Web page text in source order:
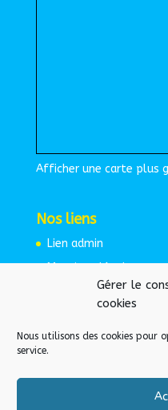
Gérer le
cookies
Nous utilisons des cookies
service.
Afficher une carte plus
Nos liens
Lien admin
Mentions légales
Espace protégé